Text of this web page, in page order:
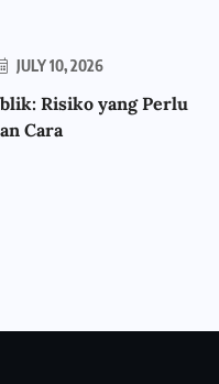
JULY 10, 2026
Risiko yang Perlu
Cara